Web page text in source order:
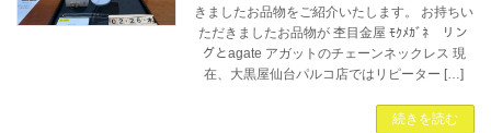
きましたお品物をご紹介いたします。 お持ちい
ただきましたお品物が 杢目金屋 ﾓｸﾒｶﾞﾈ リン
グとagate アガットのチェーンネックレス 現
在、大黒屋仙台パルコ店ではリピーター […]
続きを読む